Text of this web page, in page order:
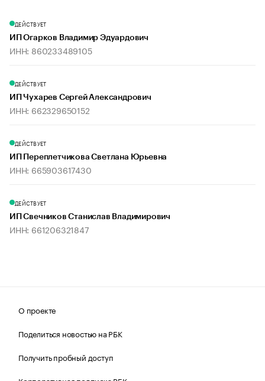
ДЕЙСТВУЕТ
ИП Огарков Владимир Эдуардович
ИНН: 860233489105
ДЕЙСТВУЕТ
ИП Чухарев Сергей Александрович
ИНН: 662329650152
ДЕЙСТВУЕТ
ИП Переплетчикова Светлана Юрьевна
ИНН: 665903617430
ДЕЙСТВУЕТ
ИП Свечников Станислав Владимирович
ИНН: 661206321847
О проекте
Поделиться новостью на РБК
Получить пробный доступ